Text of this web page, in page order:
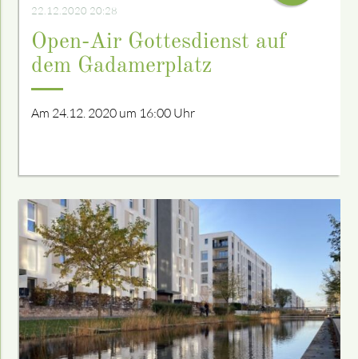
22.12.2020 20:28
Open-Air Gottesdienst auf
dem Gadamerplatz
Am 24.12. 2020 um 16:00 Uhr